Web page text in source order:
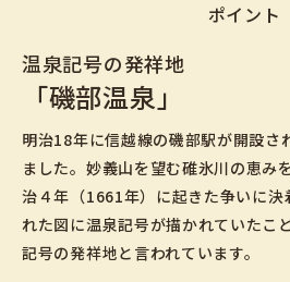
ポイント
温泉記号の発祥地
「磯部温泉」
明治18年に信越線の磯部駅が開設さ
ました。妙義山を望む碓氷川の恵み
治４年（1661年）に起きた争いに
れた図に温泉記号が描かれていたこ
記号の発祥地と言われています。